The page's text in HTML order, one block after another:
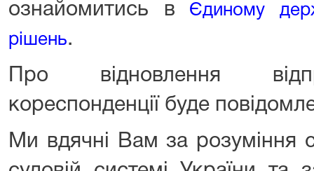
ознайомитись в
Єдиному
рішень.
Про відновлення
кореспонденції буде
Ми вдячні Вам за розуміння